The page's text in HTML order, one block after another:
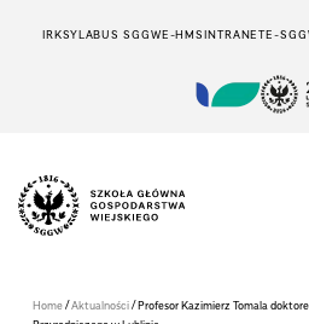
IRKSYLABUS SGGWE-HMSINTRANETE-
Home/Aktualności/Profesor Kazimierz Tomala